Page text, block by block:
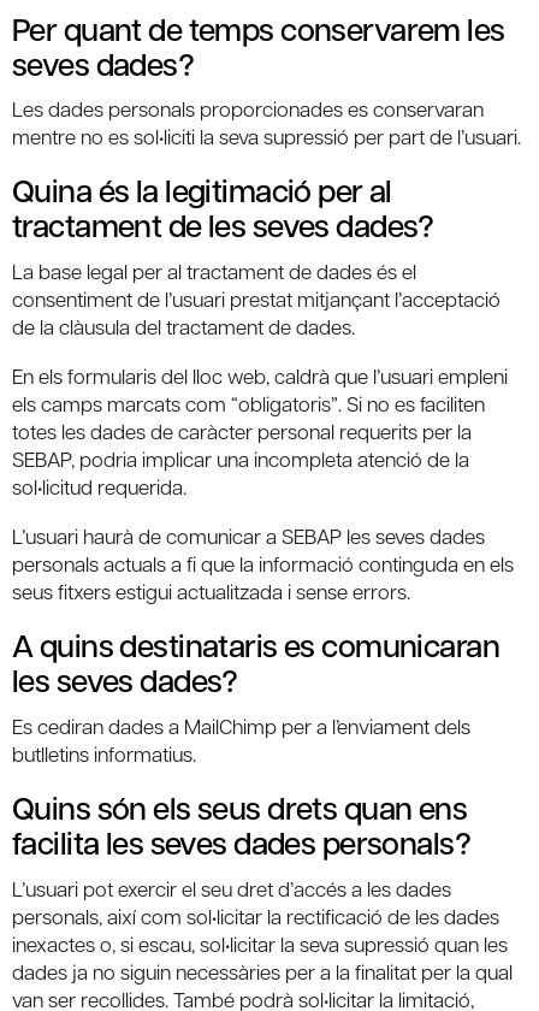
Per quant de temps conservarem les
seves dades?
Les dades personals proporcionades es conservaran
mentre no es sol•liciti la seva supressió per part de l’usuari.
Quina és la legitimació per al
tractament de les seves dades?
La base legal per al tractament de dades és el
consentiment de l’usuari prestat mitjançant l’acceptació
de la clàusula del tractament de dades.
En els formularis del lloc web, caldrà que l’usuari empleni
els camps marcats com “obligatoris”. Si no es faciliten
totes les dades de caràcter personal requerits per la
SEBAP, podria implicar una incompleta atenció de la
sol•licitud requerida.
L’usuari haurà de comunicar a SEBAP les seves dades
personals actuals a fi que la informació continguda en els
seus fitxers estigui actualitzada i sense errors.
A quins destinataris es comunicaran
les seves dades?
Es cediran dades a MailChimp per a l’enviament dels
butlletins informatius.
Quins són els seus drets quan ens
facilita les seves dades personals?
L’usuari pot exercir el seu dret d’accés a les dades
personals, així com sol•licitar la rectificació de les dades
inexactes o, si escau, sol•licitar la seva supressió quan les
dades ja no siguin necessàries per a la finalitat per la qual
van ser recollides. També podrà sol•licitar la limitació,